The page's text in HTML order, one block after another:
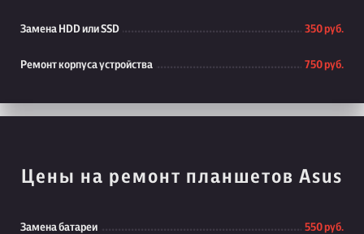
Замена HDD или SSD 350 руб.
Ремонт корпуса устройства 750 руб.
Цены на ремонт планшетов Asus
Замена батареи 550 руб.